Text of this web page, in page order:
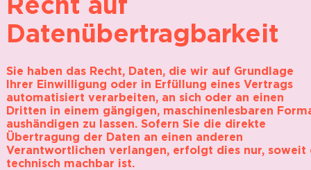
Datenübertragbarkeit
Sie haben das Recht, Daten, die wir auf Grundlage
Ihrer Einwilligung oder in Erfüllung eines Vertrags
automatisiert verarbeiten, an sich oder an einen
Dritten in einem gängigen, maschinenlesbaren
aushändigen zu lassen. Sofern Sie die direkte
Übertragung der Daten an einen anderen
Verantwortlichen verlangen, erfolgt dies nur, soweit
technisch machbar ist.